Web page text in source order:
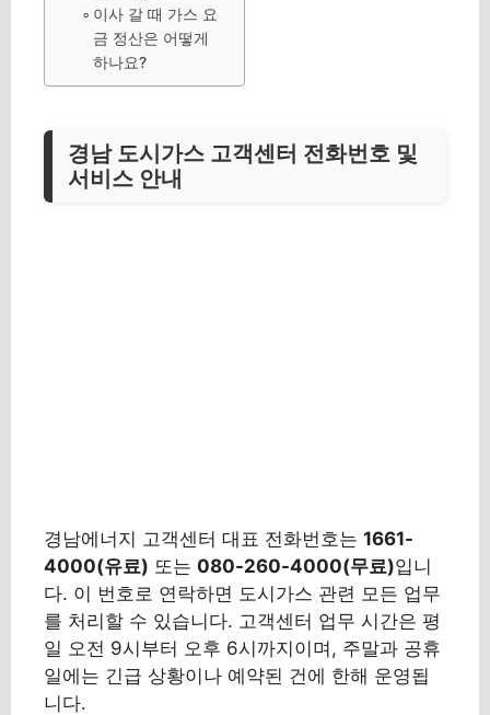
이사 갈 때 가스 요
금 정산은 어떻게
하나요?
경남 도시가스 고객센터 전화번호 및
서비스 안내
경남에너지 고객센터 대표 전화번호는 1661-
4000(유료) 또는 080-260-4000(무료)입니
다. 이 번호로 연락하면 도시가스 관련 모든 업무
를 처리할 수 있습니다. 고객센터 업무 시간은 평
일 오전 9시부터 오후 6시까지이며, 주말과 공휴
일에는 긴급 상황이나 예약된 건에 한해 운영됩
니다.